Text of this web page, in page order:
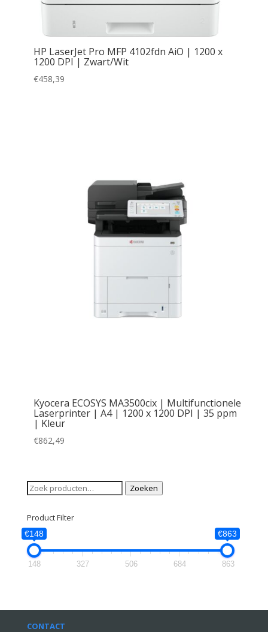
HP LaserJet Pro MFP 4102fdn AiO | 1200 x
1200 DPI | Zwart/Wit
€458,39
Kyocera ECOSYS MA3500cix | Multifunctionele
Laserprinter | A4 | 1200 x 1200 DPI | 35 ppm
| Kleur
€862,49
Zoeken
naar:
Zoeken
Product Filter
€148 €863
148 327 506 684 863
CONTACT